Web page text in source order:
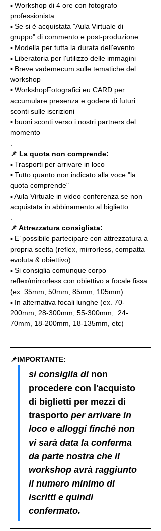
▪️ Workshop di 4 ore con fotografo
professionista
▪️ Se si è acquistata "Aula Virtuale di
gruppo" di commento e post-produzione
▪️ Modella per tutta la durata dell'evento
▪️ Liberatoria per l'utilizzo delle immagini
▪️ Breve vademecum sulle tematiche del
workshop
▪️ WorkshopFotografici.eu CARD per
accumulare presenza e godere di futuri
sconti sulle iscrizioni
▪️ buoni sconti verso i nostri partners del
momento
📌 La quota non comprende:
▪️ Trasporti per arrivare in loco
▪️ Tutto quanto non indicato alla voce "la
quota comprende"
▪️ Aula Virtuale in video conferenza se non
acquistata in abbinamento al biglietto
📌 Attrezzatura consigliata:
▪️ E’ possibile partecipare con attrezzatura a
propria scelta (reflex, mirrorless, compatta
evoluta & obiettivo).
▪️ Si consiglia comunque corpo
reflex/mirrorless con obiettivo a focale fissa
(ex. 35mm, 50mm, 85mm, 105mm)
▪️ In alternativa focali lunghe (ex. 70-
200mm, 28-300mm, 55-300mm,  24-
70mm, 18-200mm, 18-135mm, etc)
📌IMPORTANTE:
si consiglia di non
procedere con l'acquisto
di biglietti per mezzi di
trasporto per arrivare in
loco e alloggi finché non
vi sarà data la conferma
da parte nostra che il
workshop avrà raggiunto
il numero minimo di
iscritti e quindi
confermato.